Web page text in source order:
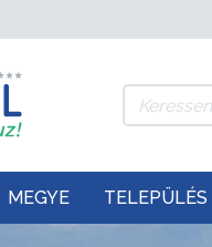
MEGYE TELEPÜLÉS